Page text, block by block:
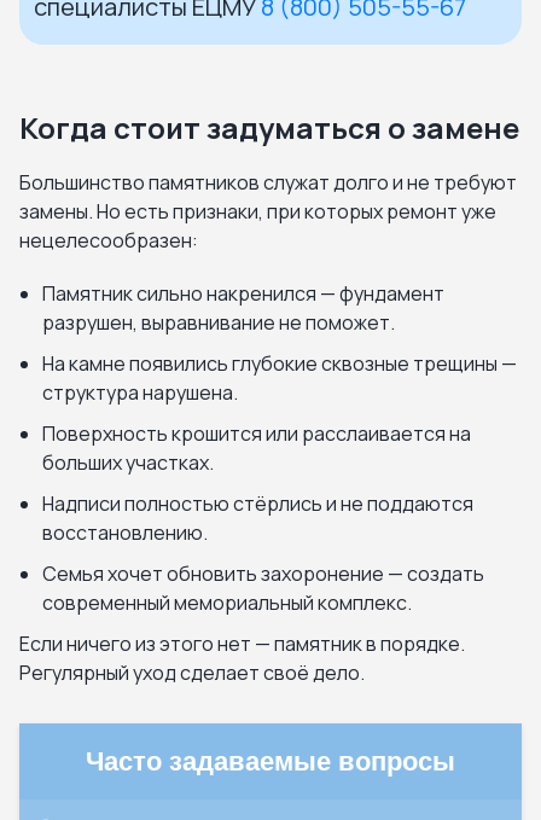
специалисты ЕЦМУ8 (800) 505-55-67
Когда стоит задуматься о замене
Большинство памятников служат долго и не требуют
замены. Но есть признаки, при которых ремонт уже
нецелесообразен:
Памятник сильно накренился — фундамент
разрушен, выравнивание не поможет.
На камне появились глубокие сквозные трещины —
структура нарушена.
Поверхность крошится или расслаивается на
больших участках.
Надписи полностью стёрлись и не поддаются
восстановлению.
Семья хочет обновить захоронение — создать
современный мемориальный комплекс.
Если ничего из этого нет — памятник в порядке.
Регулярный уход сделает своё дело.
Часто задаваемые вопросы